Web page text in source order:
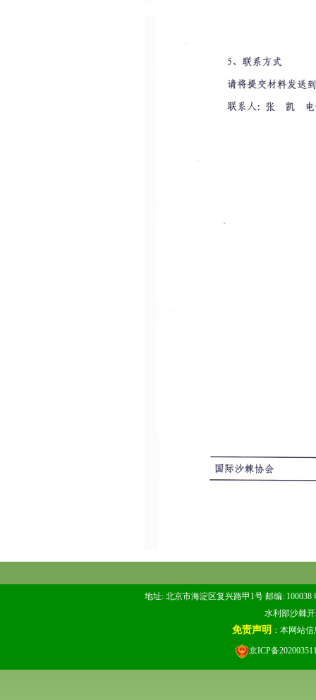
地址: 北京市海淀区复兴路甲1号 邮编: 100038
水利部沙棘
免责声明 ：本网站
京ICP备